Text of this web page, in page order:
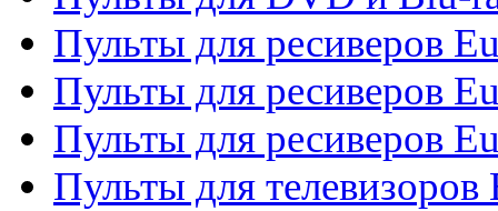
Пульты для ресиверов
Пульты для ресиверов
Пульты для ресиверов
Пульты для телевизоров